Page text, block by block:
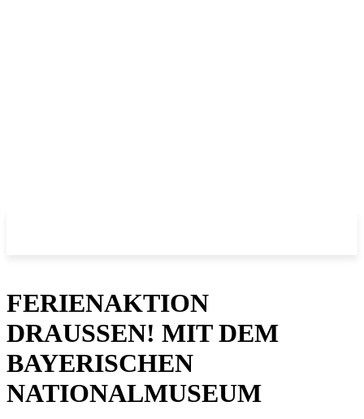
FERIENAKTION
DRAUSSEN! MIT DEM B
AYERISCHEN N
ATIONALMUSEUM